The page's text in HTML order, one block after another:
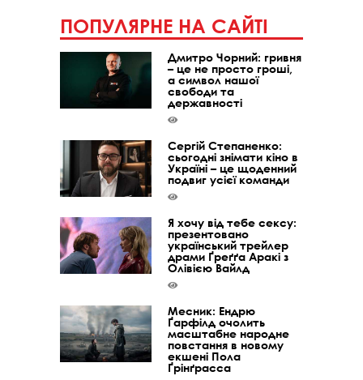
ПОПУЛЯРНЕ НА САЙТІ
Дмитро Чорний: гривня
– це не просто гроші,
а символ нашої
свободи та
державності
Сергій Степаненко:
сьогодні знімати кіно в
Україні – це щоденний
подвиг усієї команди
Я хочу від тебе сексу:
презентовано
український трейлер
драми Ґреґґа Аракі з
Олівією Вайлд
Месник: Ендрю
Ґарфілд очолить
масштабне народне
повстання в новому
екшені Пола
Ґрінґрасса